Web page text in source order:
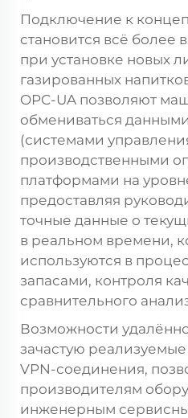
Подключение к
становится всё
при установке новых
газированных
OPC-UA позволяют
обмениваться
(системами
производственными
платформами на
предоставляя
точные данные о
в реальном времени,
используются в
запасами, контроля
сравнительного
Возможности
зачастую
VPN-соединения,
производителям
инженерным